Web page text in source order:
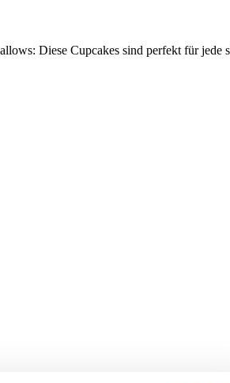
Diese Cupcakes sind perfekt für jede